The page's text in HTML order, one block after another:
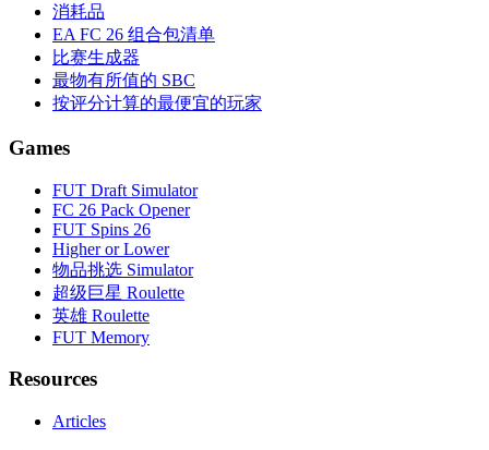
消耗品
EA FC 26 组合包清单
比赛生成器
最物有所值的 SBC
按评分计算的最便宜的玩家
Games
FUT Draft Simulator
FC 26 Pack Opener
FUT Spins 26
Higher or Lower
物品挑选 Simulator
超级巨星 Roulette
英雄 Roulette
FUT Memory
Resources
Articles